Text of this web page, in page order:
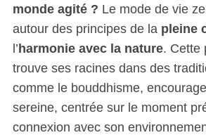
monde agité ? Le mode de vie
autour des principes de la pleine
l’harmonie avec la nature. Cette
trouve ses racines dans des
comme le bouddhisme,
sereine, centrée sur le moment
connexion avec son